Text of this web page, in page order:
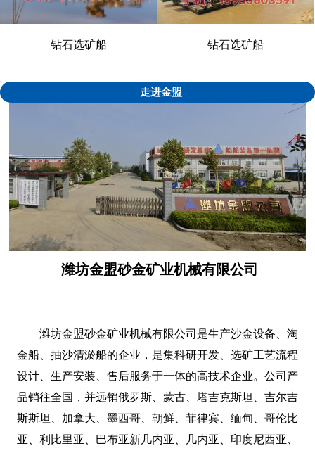
钻石选矿船 钻石选矿船
走进金盟
潍坊金盟砂金矿业机械有限公司
潍坊金盟砂金矿业机械有限公司是生产沙金设备、淘
金船、抽沙清淤船的企业，是集科研开发、选矿工艺流程
设计、生产安装、售后服务于一体的高技术企业。公司产
品销往全国，并远销俄罗斯、蒙古、塔吉克斯坦、吉尔吉
斯斯坦、加拿大、墨西哥、朝鲜、菲律宾、缅甸、哥伦比
亚、利比里亚、巴布亚新几内亚、几内亚、印度尼西亚、